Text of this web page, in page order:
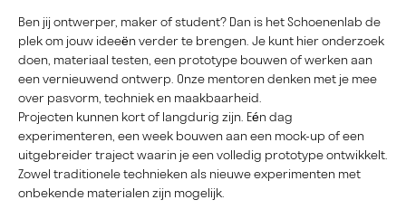
Ben jij ontwerper, maker of student? Dan is het Schoenenlab de
plek om jouw ideeën verder te brengen. Je kunt hier onderzoek
doen, materiaal testen, een prototype bouwen of werken aan
een vernieuwend ontwerp. Onze mentoren denken met je mee
over pasvorm, techniek en maakbaarheid.
Projecten kunnen kort of langdurig zijn. Eén dag
experimenteren, een week bouwen aan een mock-up of een
uitgebreider traject waarin je een volledig prototype ontwikkelt.
Zowel traditionele technieken als nieuwe experimenten met
onbekende materialen zijn mogelijk.